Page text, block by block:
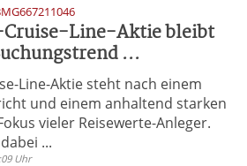
Line-Aktie bleibt
...
Line-Aktie steht nach einem
und einem anhaltend starken
vieler Reisewerte-Anleger.
...
Uhr